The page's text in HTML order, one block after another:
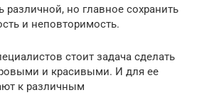
но главное сохранить
и неповторимость.
стоит задача сделать
и красивыми. И для ее
к различным